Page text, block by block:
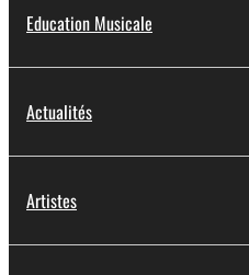
Education Musicale
Actualités
Artistes